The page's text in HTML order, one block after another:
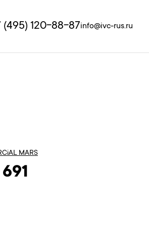
(495) 120-88-87info@ivc-rus.ru
MARS